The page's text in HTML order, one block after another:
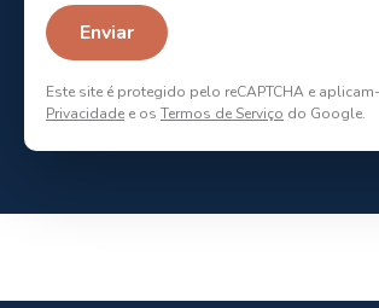
Este site é protegido pelo reCAPTCHA e
Privacidade e os Termos de Serviço do Google.